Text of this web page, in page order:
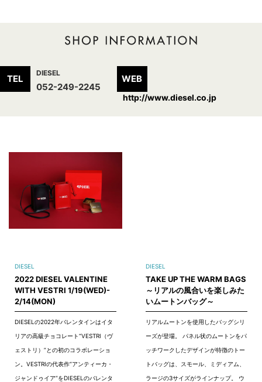
TEL
DIESEL
052-249-2245
WEB
http://www.diesel.co.jp
DIESEL
2022 DIESEL VALENTINE
WITH VESTRI 1/19(WED)-
2/14(MON)
DIESELの2022年バレンタインはイタ
リアの高級チョコレート“VESTRI（ヴ
ェストリ）”との初のコラボレーショ
ン。VESTRIの代表作“アンティーカ・
ジャンドゥイア”をDIESELのバレンタ
DIESEL
TAKE UP THE WARM BAGS
～リアルの風合いを楽しみた
いムートンバッグ～
リアルムートンを使用したバッグシリ
ーズが登場。 パネル状のムートンをパ
ッチワークしたデザインが特徴のトー
トバッグは、スモール、ミディアム、
ラージの3サイズがラインナップ。 ウ